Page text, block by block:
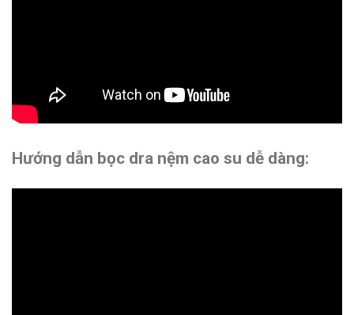
Hướng dẫn bọc dra nệm cao su dễ dàng: